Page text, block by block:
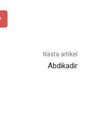
Nästa artikel
Abdikadir